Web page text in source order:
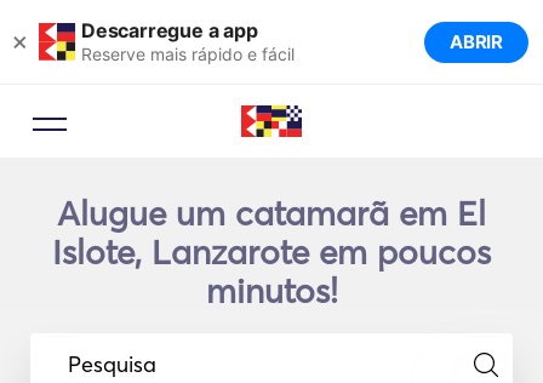
× Descarregue a app
Reserve mais rápido e fácil ABRIR
Alugue um catamarã em El
Islote, Lanzarote em poucos
minutos!
Pesquisa